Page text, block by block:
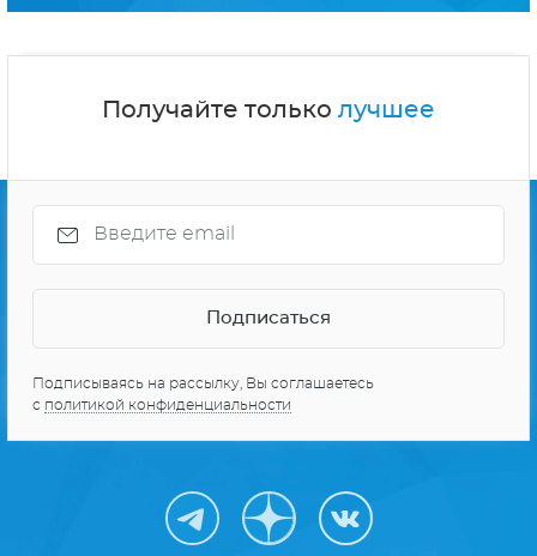
Получайте только лучшее
Подписываясь на рассылку, Вы соглашаетесь
с политикой конфиденциальности